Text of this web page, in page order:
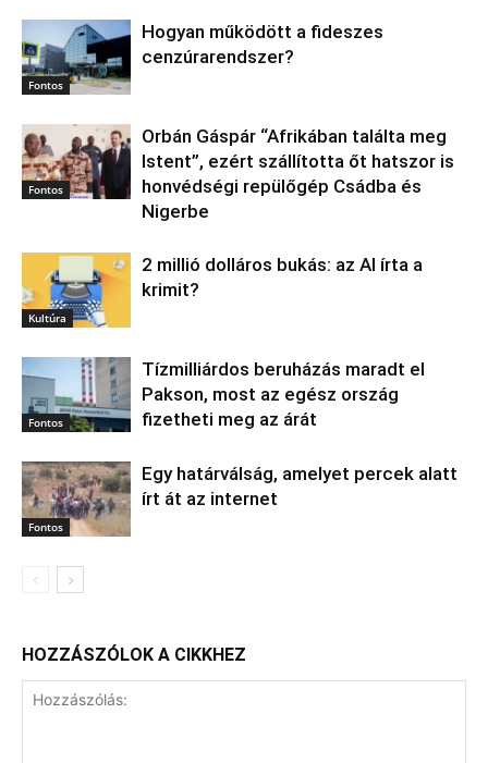
Fontos
Hogyan működött a fideszes
cenzúrarendszer?
Fontos
Orbán Gáspár “Afrikában találta meg
Istent”, ezért szállította őt hatszor is
honvédségi repülőgép Csádba és
Nigerbe
Kultúra
2 millió dolláros bukás: az AI írta a
krimit?
Fontos
Tízmilliárdos beruházás maradt el
Pakson, most az egész ország
fizetheti meg az árát
Fontos
Egy határválság, amelyet percek alatt
írt át az internet
HOZZÁSZÓLOK A CIKKHEZ